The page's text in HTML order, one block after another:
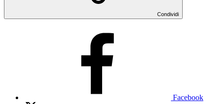
Condividi
Facebook